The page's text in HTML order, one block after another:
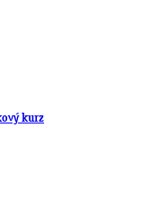
kurz